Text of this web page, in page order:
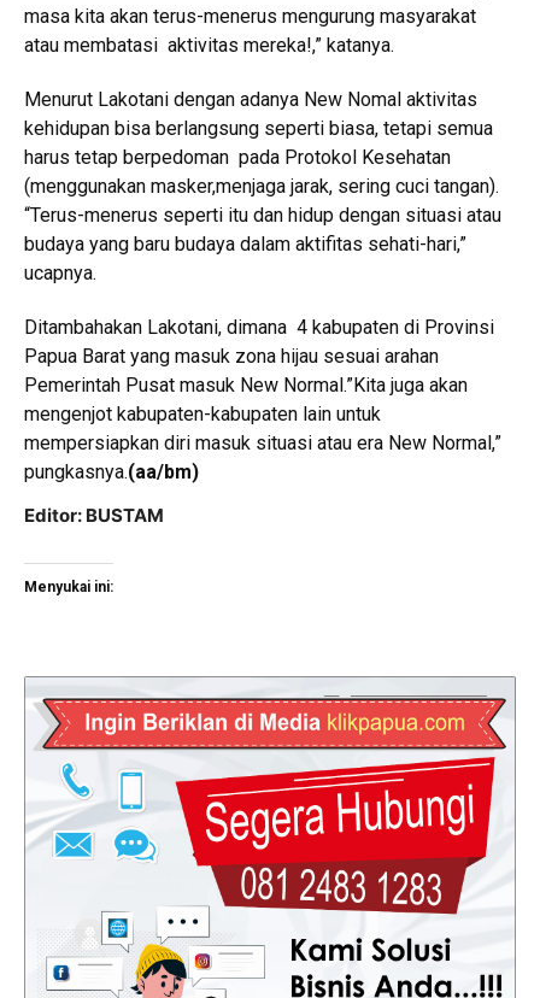
masa kita akan terus-menerus mengurung masyarakat
atau membatasi aktivitas mereka!,” katanya.
Menurut Lakotani dengan adanya New Nomal aktivitas
kehidupan bisa berlangsung seperti biasa, tetapi semua
harus tetap berpedoman pada Protokol Kesehatan
(menggunakan masker,menjaga jarak, sering cuci tangan).
“Terus-menerus seperti itu dan hidup dengan situasi atau
budaya yang baru budaya dalam aktifitas sehati-hari,”
ucapnya.
Ditambahakan Lakotani, dimana 4 kabupaten di Provinsi
Papua Barat yang masuk zona hijau sesuai arahan
Pemerintah Pusat masuk New Normal.”Kita juga akan
mengenjot kabupaten-kabupaten lain untuk
mempersiapkan diri masuk situasi atau era New Normal,”
pungkasnya.(aa/bm)
Editor: BUSTAM
Menyukai ini: